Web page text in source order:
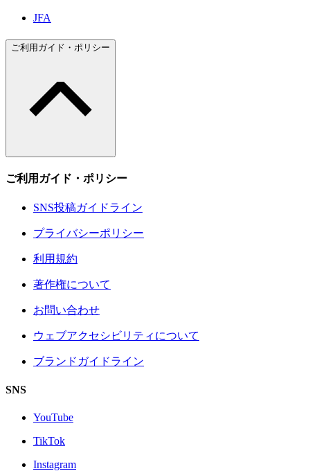
JFA
ご利用ガイド・ポリシー
ご利用ガイド・ポリシー
SNS投稿ガイドライン
プライバシーポリシー
利用規約
著作権について
お問い合わせ
ウェブアクセシビリティについて
ブランドガイドライン
SNS
YouTube
TikTok
Instagram